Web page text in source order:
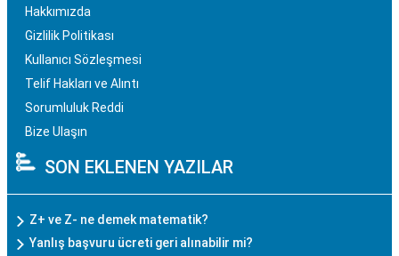
Hakkımızda
Gizlilik Politikası
Kullanıcı Sözleşmesi
Telif Hakları ve Alıntı
Sorumluluk Reddi
Bize Ulaşın
SON EKLENEN YAZILAR
Z+ ve Z- ne demek matematik?
Yanlış başvuru ücreti geri alınabilir mi?